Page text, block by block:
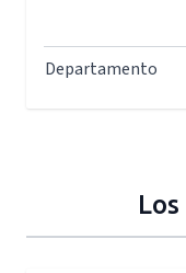
Departamento